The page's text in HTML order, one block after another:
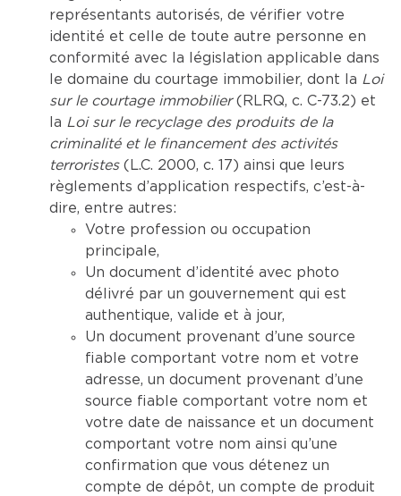
représentants autorisés, de vérifier votre
identité et celle de toute autre personne en
conformité avec la législation applicable dans
le domaine du courtage immobilier, dont la Loi
sur le courtage immobilier(RLRQ, c. C-73.2) et
la Loi sur le recyclage des produits de la
criminalité et le financement des activités
terroristes(L.C. 2000, c. 17) ainsi que leurs
règlements d’application respectifs, c’est-à-
dire, entre autres:
Votre profession ou occupation
principale,
Un document d’identité avec photo
délivré par un gouvernement qui est
authentique, valide et à jour,
Un document provenant d’une source
fiable comportant votre nom et votre
adresse, un document provenant d’une
source fiable comportant votre nom et
votre date de naissance et un document
comportant votre nom ainsi qu’une
confirmation que vous détenez un
compte de dépôt, un compte de produit